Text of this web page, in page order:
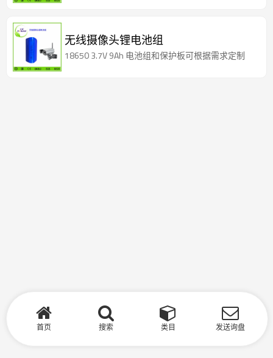
无线摄像头锂电池组
18650 3.7V 9Ah 电池组和保护板可根据需求定制
首页 搜索 类目 发送询盘